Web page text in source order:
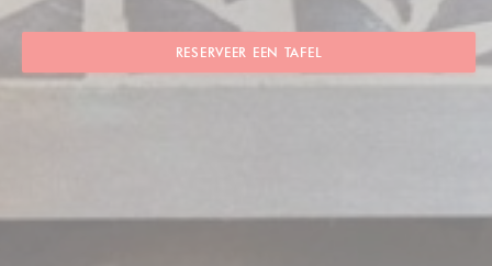
RESERVEER EEN TAFEL